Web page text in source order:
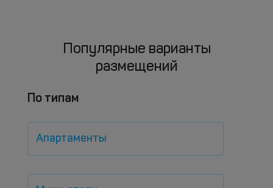
Популярные варианты
размещений
По типам
Апартаменты